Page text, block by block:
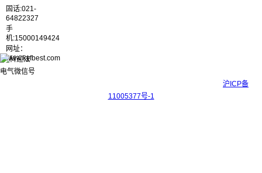
固话:021-
64822327
手
机:15000149424
网址：
www.kyfbest.com
沪ICP备
11005377号-1